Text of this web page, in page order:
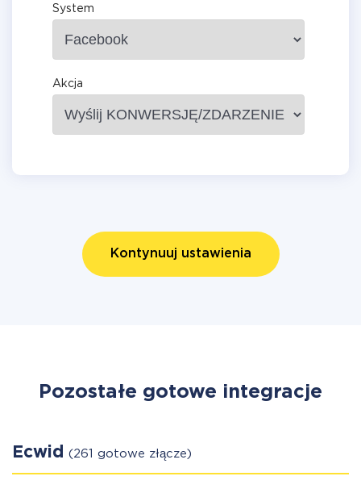
System
Akcja
Kontynuuj ustawienia
Pozostałe gotowe integracje
Ecwid (261 gotowe złącze)